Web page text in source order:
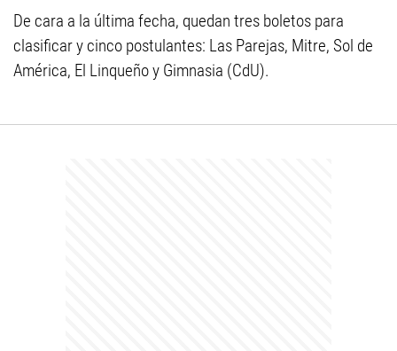
De cara a la última fecha, quedan tres boletos para
clasificar y cinco postulantes: Las Parejas, Mitre, Sol de
América, El Linqueño y Gimnasia (CdU).